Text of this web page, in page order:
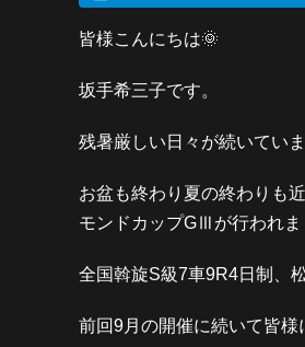
皆様こんにちは🌞
坂手希三子です。
残暑厳しい日々が続いてい
お盆も終わり夏の終わりも
モンドカップGⅢが行われま
全国斡旋S級7車9R4日制、
前回9月の開催に続いて皆